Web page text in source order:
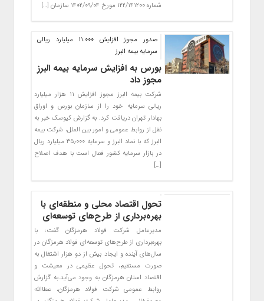
شماره ۱۲۲/۱۴۱۲۰۰ مورخ ۱۴۰۲/۰۹/۰۴ سازمان […]
صدور مجوز افزایش 11.000 میلیارد ریالی
سرمایه بیمه البرز
بورس به افزایش سرمایه بیمه البرز
مجوز داد
شرکت بیمه البرز مجوز افزایش ۱۱ هزار میلیارد
ریالی سرمایه خود را از سازمان بورس و اوراق
بهادار تهران دریافت کرد. به گزارش کیوسک خبر به
نقل از روابط عمومی و امور بین الملل، شرکت بیمه
البرز که با نماد البرز و سرمایه ۳۵٫۰۰۰ میلیارد ریال
در بازار سرمایه کشور فعال است با هدف اصلاح
[…]
تحول اقتصاد محلی و منطقه‌ای با
بهره‌برداری از طرح‌های توسعه‌ای
مدیرعامل شرکت فولاد هرمزگان گفت: با
بهره‌برداری از طرح‌های توسعه‌ای فولاد هرمزگان در
سال‌های آینده و ایجاد بیش از دو هزار اشتغال به
صورت مستقیم، تحول عظیمی در معیشت و
اقتصاد استان هرمزگان به وجود می‌آید.به گزارش
روابط عمومی شرکت فولاد هرمزگان، عطاالله